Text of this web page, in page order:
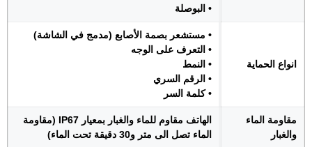
• البوصلة
انواع الحماية
• مستشعر بصمة الأصابع (مدمج في الشاشة)
• التعرف على الوجه
• النمط
• الرقم السري
• كلمة السر
مقاومة الماء
والغبار
الهاتف مقاوم للماء والغبار بمعيار IP67 (مقاومة
الماء تصل الى متر و30 دقيقة تحت الماء)